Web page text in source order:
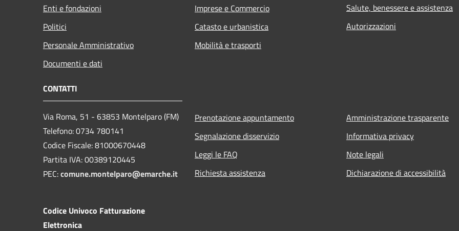
Enti e fondazioni
Politici
Personale Amministrativo
Documenti e dati
Imprese e Commercio
Catasto e urbanistica
Mobilità e trasporti
Salute, benessere e assistenza
Autorizzazioni
CONTATTI
Via Roma, 51 - 63853 Montelparo (FM)
Telefono: 0734 780141
Codice Fiscale: 81000670448
Partita IVA: 00389120445
PEC:comune.montelparo@emarche.it
Codice Univoco Fatturazione
Elettronica
Prenotazione appuntamento
Segnalazione disservizio
Leggi le FAQ
Richiesta assistenza
Amministrazione trasparente
Informativa privacy
Note legali
Dichiarazione di accessibilità